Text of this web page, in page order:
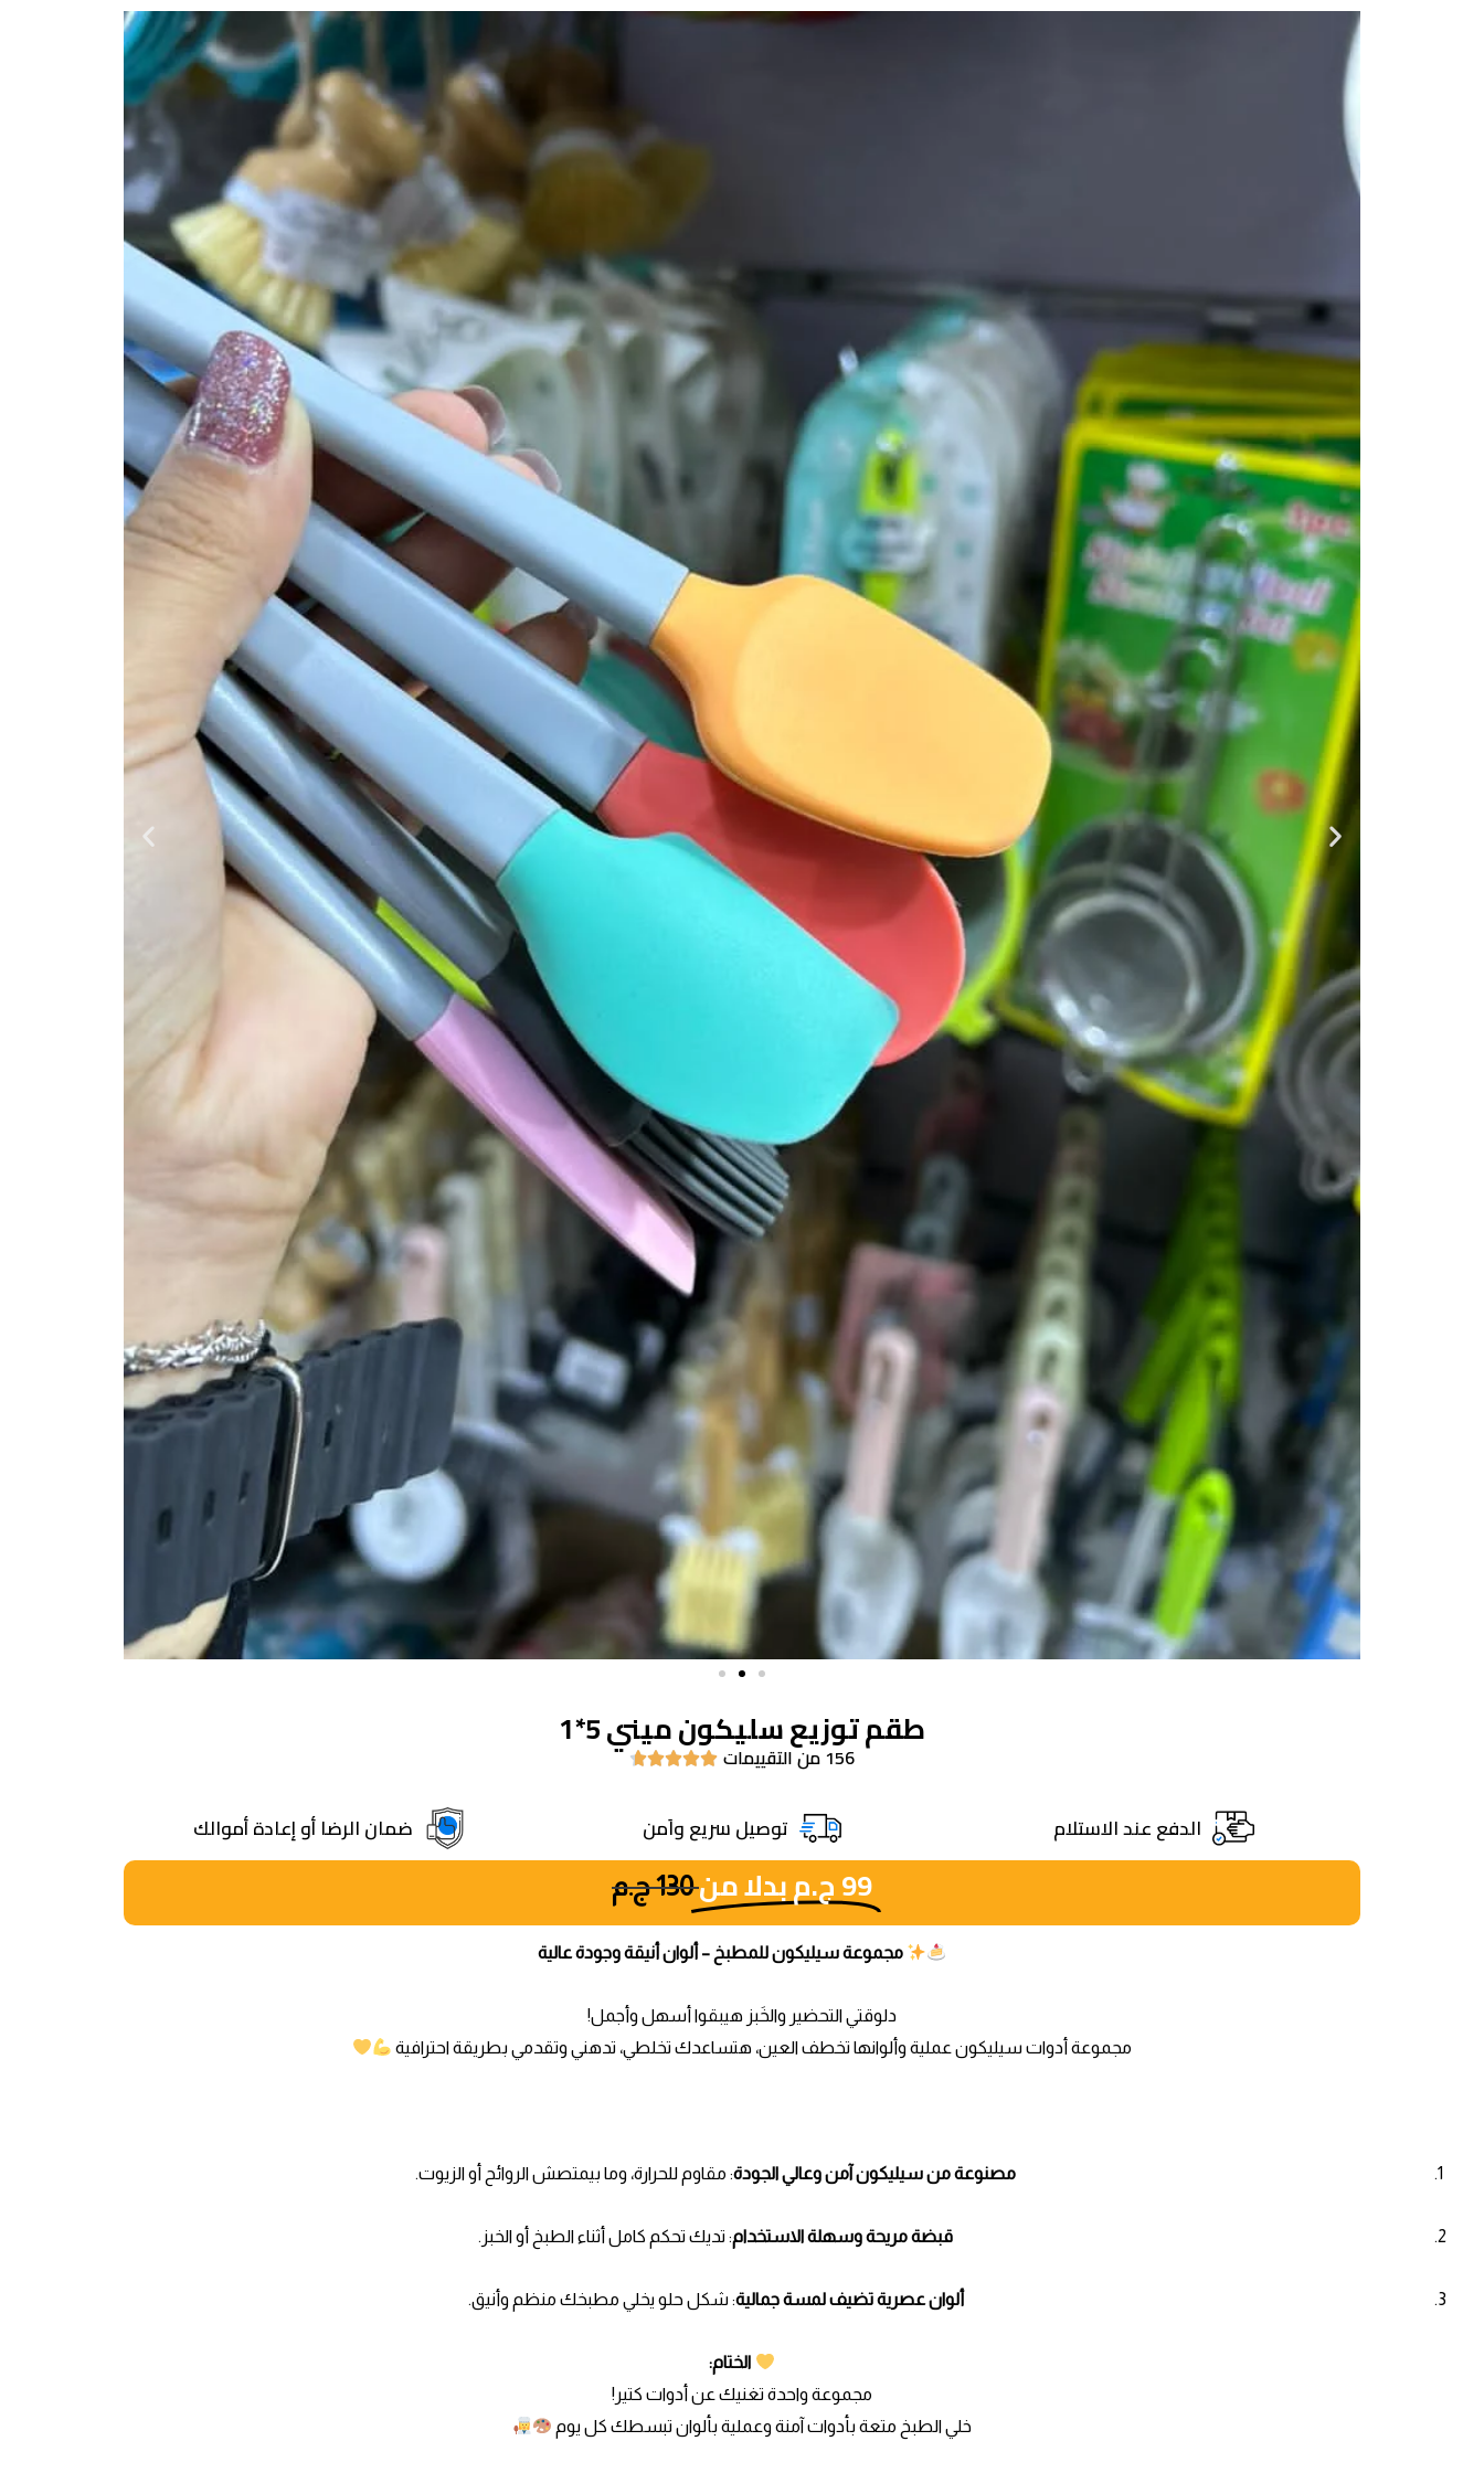
طقم توزيع سليكون ميني 5*1
156 من التقييمات 




الدفع عند الاستلام توصيل سريع واَمن ضمان الرضا أو إعادة أموالك
99ج.مبدلا من 130ج.م
مجموعة سيليكون للمطبخ – ألوان أنيقة وجودة عالية
دلوقتي التحضير والخَبز هيبقوا أسهل وأجمل!
مجموعة أدوات سيليكون عملية وألوانها تخطف العين، هتساعدك تخلطي، تدهني وتقدمي بطريقة احترافية
مصنوعة من سيليكون آمن وعالي الجودة: مقاوم للحرارة، وما بيمتصش الروائح أو الزيوت.
قبضة مريحة وسهلة الاستخدام: تديك تحكم كامل أثناء الطبخ أو الخبز.
ألوان عصرية تضيف لمسة جمالية: شكل حلو يخلي مطبخك منظم وأنيق.
الختام:
مجموعة واحدة تغنيك عن أدوات كتير!
خلي الطبخ متعة بأدوات آمنة وعملية بألوان تبسطك كل يوم